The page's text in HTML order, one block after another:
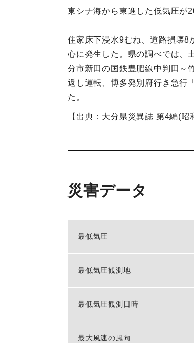
東シナ海から東進した低気圧が
住家床下浸水9むね、道路損壊8
心に発生した。県の調べでは、
分市新田の国鉄豊肥線中判田～
返し運転、博多発別府行き急行
た。
【出典：大分県災異誌 第4編(
災害データ
最低気圧
最低気圧観測地
最低気圧観測日時
最大風速の風向